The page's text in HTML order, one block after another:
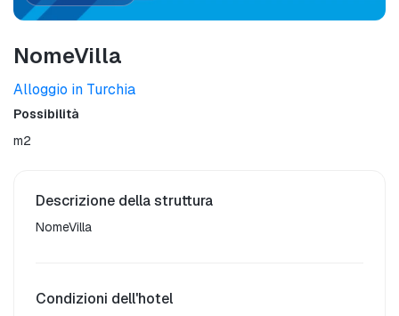
NomeVilla
Alloggio in Turchia
Possibilità
m2
Descrizione della struttura
NomeVilla
Condizioni dell'hotel